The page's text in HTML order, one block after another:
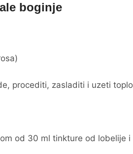
boginje
procediti, zasladiti i uzeti
od 30 ml tinkture od lobelije